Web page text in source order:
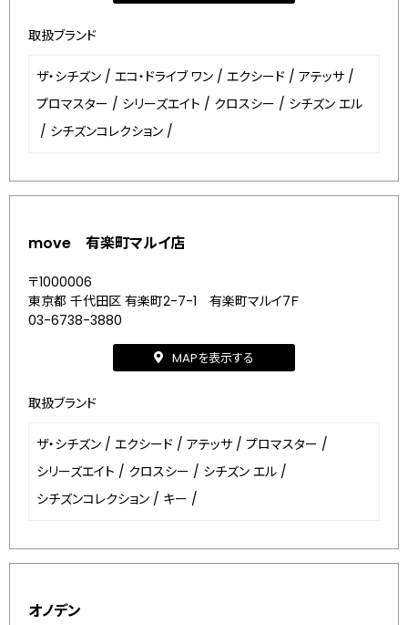
取扱ブランド
ザ・シチズン / エコ・ドライブ ワン / エクシード / アテッサ /
プロマスター / シリーズエイト / クロスシー / シチズン エル
/ シチズンコレクション /
move 有楽町マルイ店
〒1000006
東京都 千代田区 有楽町2-7-1 有楽町マルイ7Ｆ
03-6738-3880
MAPを表示する
取扱ブランド
ザ・シチズン / エクシード / アテッサ / プロマスター /
シリーズエイト / クロスシー / シチズン エル /
シチズンコレクション / キー /
オノデン